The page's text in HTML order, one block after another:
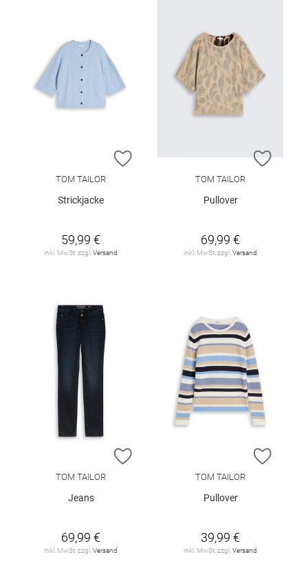
ZUR WUNSCHLISTE HINZUFÜGEN
TOM TAILOR
Strickjacke
59,99 €
inkl. MwSt. zzgl. Versand
ZUR
TOM TAILOR
Pullover
69,99 €
inkl. MwSt. zzgl. Versand
ZUR WUNSCHLISTE HINZUFÜGEN
TOM TAILOR
Jeans
69,99 €
inkl. MwSt. zzgl. Versand
ZUR
TOM TAILOR
Pullover
39,99 €
inkl. MwSt. zzgl. Versand